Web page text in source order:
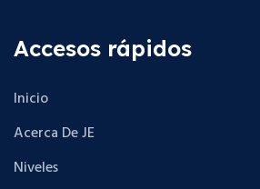
Accesos rápidos
Inicio
Acerca De JE
Niveles